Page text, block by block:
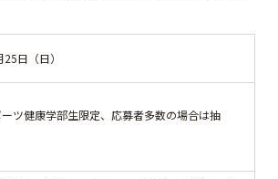
日（日）
ツ健康学部生限定、応募者多数の場合は抽